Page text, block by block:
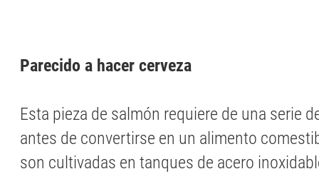
Parecido a hacer cerveza
Esta pieza de salmón requiere de una serie
antes de convertirse en un alimento
son cultivadas en tanques de acero